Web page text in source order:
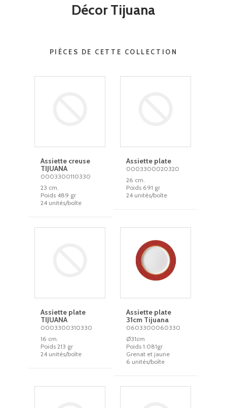
Décor Tijuana
PIÈCES DE CETTE COLLECTION
Assiette creuse
TIJUANA
0003300110330
23 cm.
Poids 489 gr
24 unités/boîte
Assiette plate
0003300020320
26 cm.
Poids 691 gr
24 unités/boîte
Assiette plate
TIJUANA
0003300310330
16 cm.
Poids 213 gr
24 unités/boîte
Assiette plate
31cm Tijuana
0603300060330
Ø31cm
Poids 1.081gr
Grenat et jaune
6 unités/boîte